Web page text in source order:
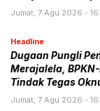
Jumat, 7 Agu 2026 -
Headline
Dugaan Pungli
Merajalela,
Tindak Tegas
Jumat, 7 Agu 2026 -